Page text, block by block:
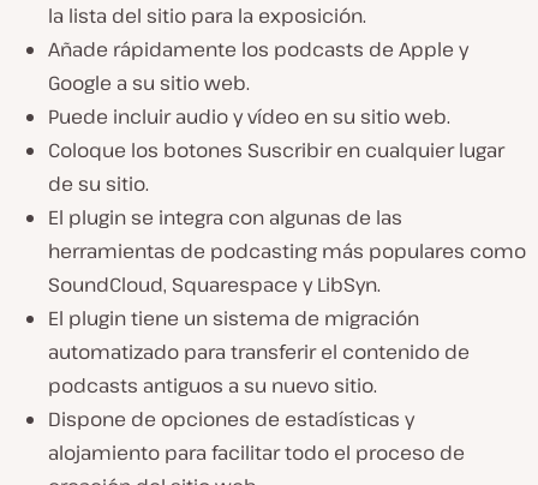
la lista del sitio para la exposición.
Añade rápidamente los podcasts de Apple y
Google a su sitio web.
Puede incluir audio y vídeo en su sitio web.
Coloque los botones Suscribir en cualquier lugar
de su sitio.
El plugin se integra con algunas de las
herramientas de podcasting más populares como
SoundCloud, Squarespace y LibSyn.
El plugin tiene un sistema de migración
automatizado para transferir el contenido de
podcasts antiguos a su nuevo sitio.
Dispone de opciones de estadísticas y
alojamiento para facilitar todo el proceso de